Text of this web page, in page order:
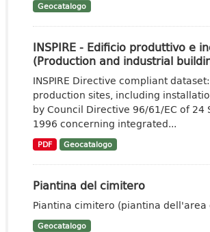
Geocatalogo
INSPIRE - Edificio produttivo e
(Production and industrial
INSPIRE Directive compliant
production sites, including
by Council Directive 96/61/EC of 24
1996 concerning integrated...
PDF Geocatalogo
Piantina del cimitero
Piantina cimitero (piantina
Geocatalogo